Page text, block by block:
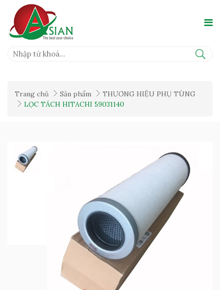
Trang chủ Sản phẩm
THƯƠNG HIỆU PHỤ TÙNG
LỌC TÁCH HITACHI 59031140